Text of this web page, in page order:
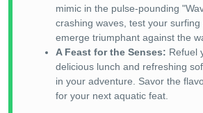
mimic in the pulse-pounding
crashing waves, test your surfing
emerge triumphant against the
A Feast for the Senses: Refuel
delicious lunch and refreshing
in your adventure. Savor the
for your next aquatic feat.